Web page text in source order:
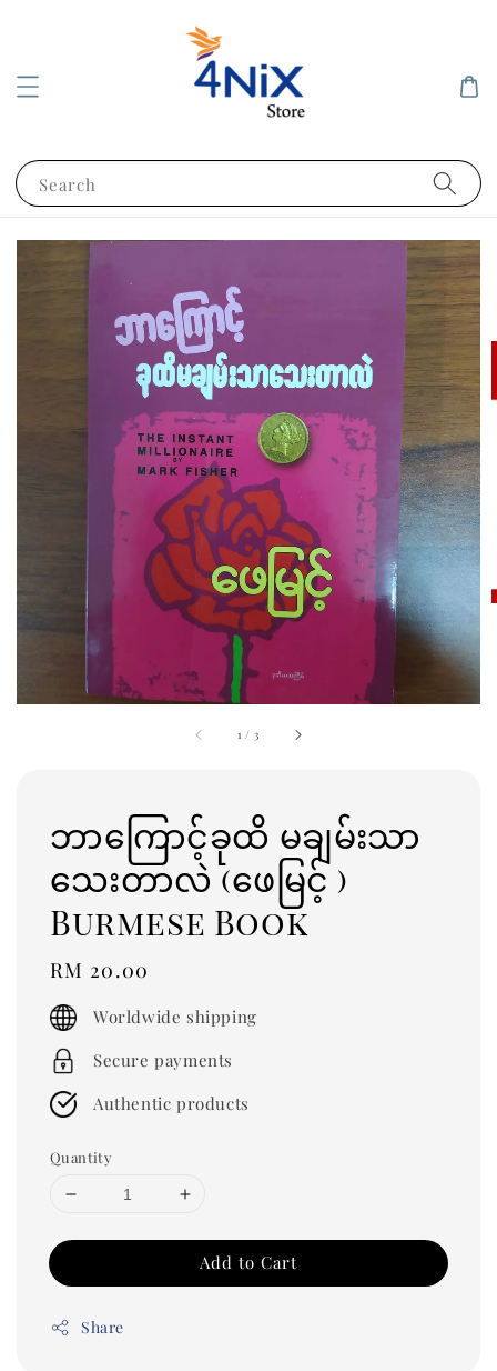
Search
1 / 3
ဘာကြောင့်ခုထိ မချမ်းသာ
သေးတာလဲ (ဖေမြင့် )
Burmese Book
Regular
price
RM 20.00
Worldwide shipping
Secure payments
Authentic products
Quantity
Add to Cart
Share